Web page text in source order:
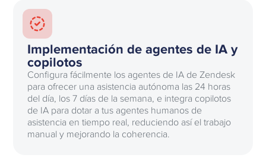
Implementación de agentes de IA y
copilotos
Configura fácilmente los agentes de IA de Zendesk
para ofrecer una asistencia autónoma las 24 horas
del día, los 7 días de la semana, e integra copilotos
de IA para dotar a tus agentes humanos de
asistencia en tiempo real, reduciendo así el trabajo
manual y mejorando la coherencia.